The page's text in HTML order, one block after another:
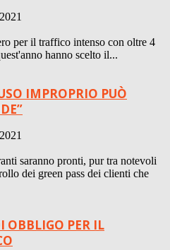
per il traffico intenso con oltre 4
hanno scelto il...
IMPROPRIO PUÒ
saranno pronti, pur tra notevoli
dei green pass dei clienti che
OBBLIGO PER IL